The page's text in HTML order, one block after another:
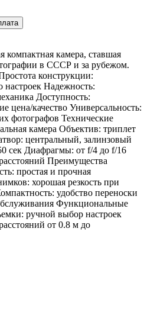
камера, ставшая
в СССР и за рубежом.
конструкции:
настроек Надежность:
Доступность:
цена/качество Универсальность:
фотографов Технические
камера Объектив: триплет
центральный, залинзовый
сек Диафрагмы: от f/4 до f/16
Преимущества
простая и прочная
хорошая резкость при
удобство переноски
Функциональные
ручной выбор настроек
от 0.8 м до